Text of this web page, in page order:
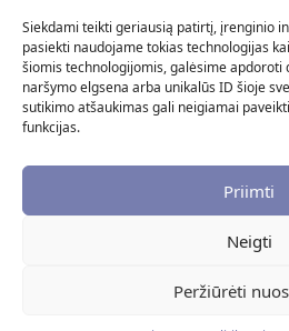
Siekdami teikti geriausią patirtį, įrenginio
pasiekti naudojame tokias technologijas
šiomis technologijomis, galėsime apdoroti
naršymo elgsena arba unikalūs ID šioje
sutikimo atšaukimas gali neigiamai
funkcijas.
Priimti
Neigti
Peržiūrėti
Atviri duomenys
Naudingos nuorodos
© 2025 Biudžetinė Įstaiga
politika